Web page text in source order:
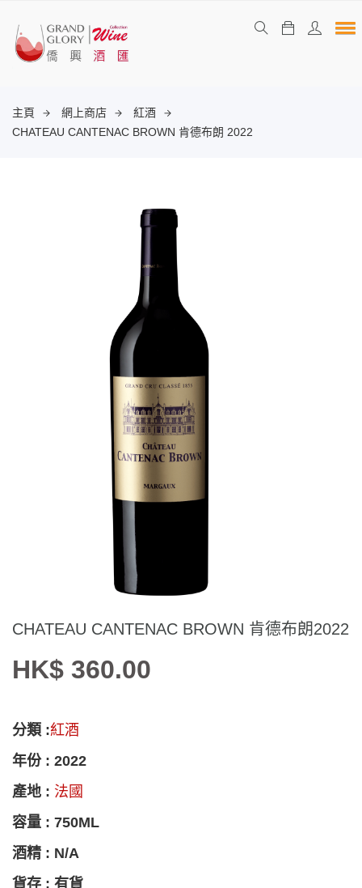
主頁 網上商店
紅酒
CHATEAU CANTENAC BROWN 肯德布朗 2022
CHATEAU CANTENAC BROWN 肯德布朗2022
HK$ 360.00
分類 :紅酒
年份 : 2022
產地 : 法國
容量 : 750ML
酒精 : N/A
貨存 : 有貨